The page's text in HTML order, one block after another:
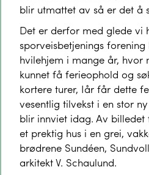
blir utmattet av så er det å
Det er derfor med glede vi
sporveisbetjenings
hvilehjem i mange år, hvor
kunnet få ferieophold og
kortere turer, Iår får dette
vesentlig tilvekst i en stor
blir innviet idag. Av
et prektig hus i en grei,
brødrene Sundéen,
arkitekt V. Schaulund.